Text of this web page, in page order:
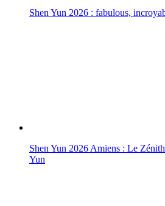
Shen Yun 2026 : fabulous,
Shen Yun 2026 Amiens : Le
Yun